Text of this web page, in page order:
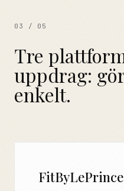
03 / 05
Tre
uppdrag:
enkelt.
FitByLePrince